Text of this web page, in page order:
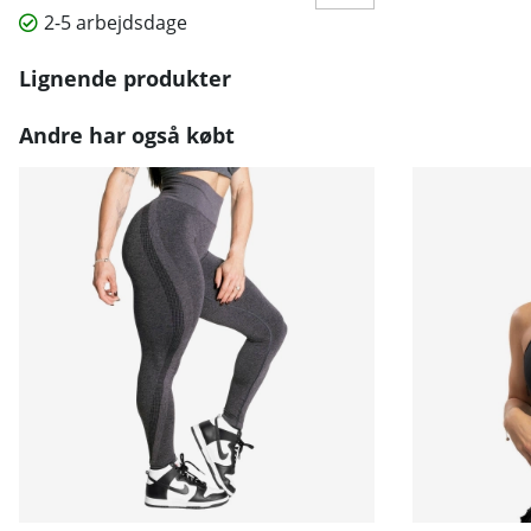
2-5 arbejdsdage
Lignende produkter
Andre har også købt